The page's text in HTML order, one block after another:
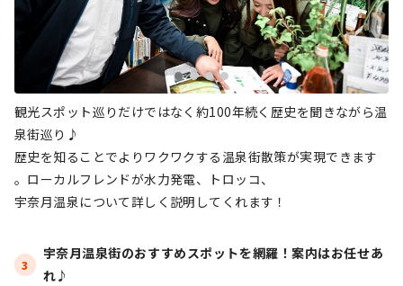
観光スポット巡りだけではなく約100年続く歴史を聞きながら温
泉街巡り♪
歴史を知ることでよりワクワクする温泉街散策が実現できます
。ローカルフレンドが水力発電、トロッコ、
宇奈月温泉について詳しく説明してくれます！
3
宇奈月温泉街のおすすめスポットを網羅！案内はお任せあ
れ♪